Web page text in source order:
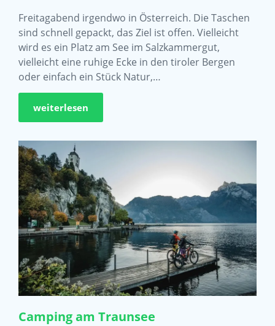
Freitagabend irgendwo in Österreich. Die Taschen
sind schnell gepackt, das Ziel ist offen. Vielleicht
wird es ein Platz am See im Salzkammergut,
vielleicht eine ruhige Ecke in den tiroler Bergen
oder einfach ein Stück Natur,…
weiterlesen
Camping am Traunsee